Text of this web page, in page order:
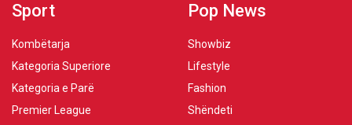
Sport
Kombëtarja
Kategoria Superiore
Kategoria e Parë
Premier League
Pop News
Showbiz
Lifestyle
Fashion
Shëndeti